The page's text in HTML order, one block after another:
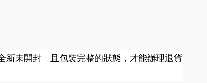
新未開封，且包裝完整的狀態，才能辦理退貨